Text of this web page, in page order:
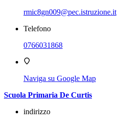
rmic8gn009@pec.istruzione.it
Telefono
0766031868
Naviga su Google Map
Scuola Primaria De Curtis
indirizzo